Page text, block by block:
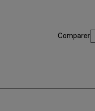
Comparer